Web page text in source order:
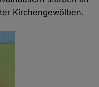
Kirchengewölben.